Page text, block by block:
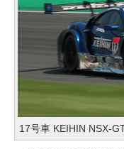
17号車 KEIHIN NSX-